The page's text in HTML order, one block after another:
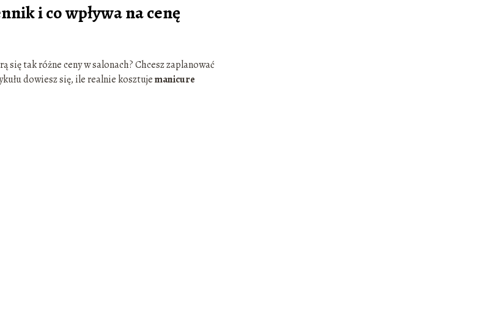
i co wpływa na cenę
tak różne ceny w salonach? Chcesz zaplanować
dowiesz się, ile realnie kosztujemanicure